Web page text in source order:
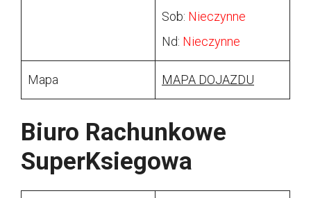
Sob: Nieczynne
Nd: Nieczynne
Mapa MAPA DOJAZDU
Biuro Rachunkowe
SuperKsiegowa